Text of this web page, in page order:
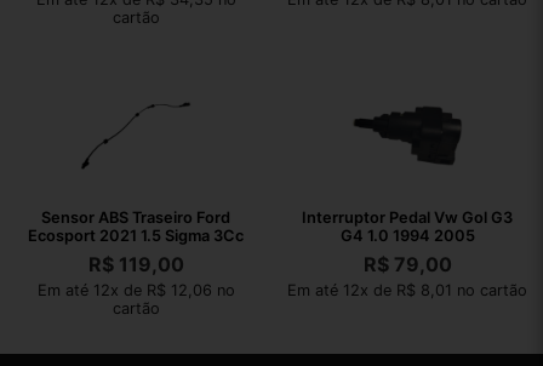
cartão
Sensor ABS Traseiro Ford
Ecosport 2021 1.5 Sigma 3Cc
R$119,00
Em até 12x de R$ 12,06 no
cartão
Interruptor Pedal Vw Gol G3
G4 1.0 1994 2005
R$79,00
Em até 12x de R$ 8,01 no cartão